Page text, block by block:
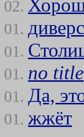
02.
01.
01.
01. no title
01. Да,
01.жжёт